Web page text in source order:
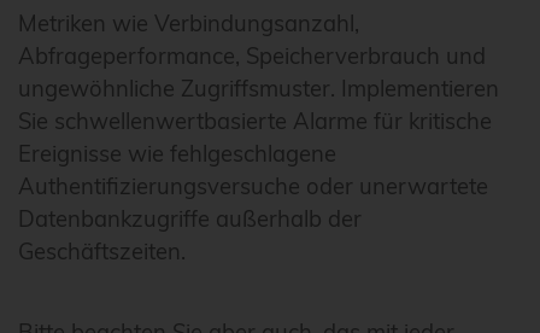
Metriken wie Verbindungsanzahl,
Abfrageperformance, Speicherverbrauch und
ungewöhnliche Zugriffsmuster. Implementieren
Sie schwellenwertbasierte Alarme für kritische
Ereignisse wie fehlgeschlagene
Authentifizierungsversuche oder unerwartete
Datenbankzugriffe außerhalb der
Geschäftszeiten.